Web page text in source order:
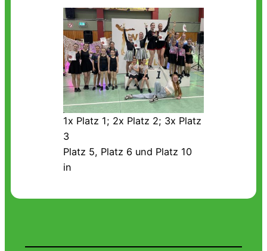
1x Platz 1; 2x Platz 2; 3x Platz
3
Platz 5, Platz 6 und Platz 10
in